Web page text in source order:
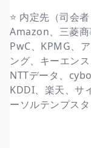
⭐️ 内定先（司会者
Amazon、三菱商
PwC、KPMG、
ング、キーエン
NTTデータ、
KDDI、楽天、サ
ーソルテンプス